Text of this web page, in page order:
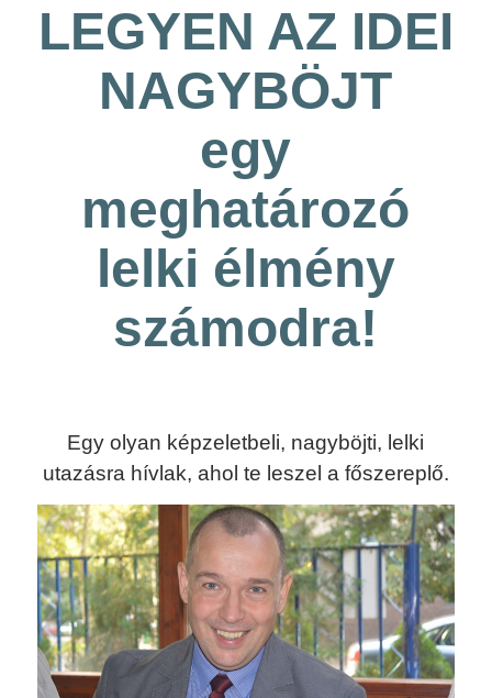
LEGYEN AZ IDEI
NAGYBÖJT
egy
meghatározó
lelki élmény
számodra!
Egy olyan képzeletbeli, nagyböjti, lelki
utazásra hívlak, ahol te leszel a főszereplő.